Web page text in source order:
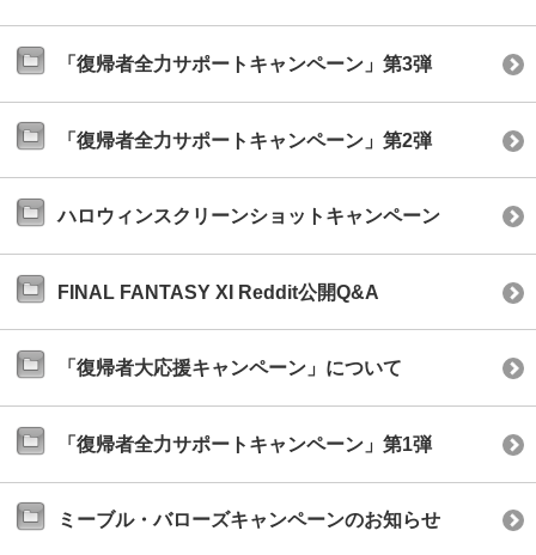
「復帰者全力サポートキャンペーン」第3弾
「復帰者全力サポートキャンペーン」第2弾
ハロウィンスクリーンショットキャンペーン
FINAL FANTASY XI Reddit公開Q&A
「復帰者大応援キャンペーン」について
「復帰者全力サポートキャンペーン」第1弾
ミーブル・バローズキャンペーンのお知らせ